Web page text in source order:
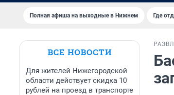
Полная афиша на выходные в Нижнем Где
ВСЕ НОВОСТИ
Для жителей Нижегородской
области действует скидка 10
рублей на проезд в транспорте